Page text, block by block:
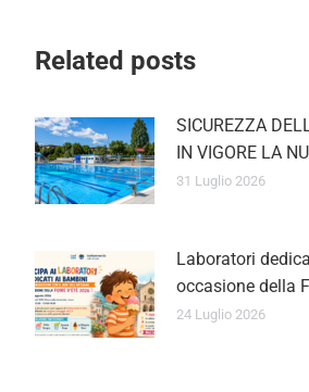
Related posts
SICUREZZA
IN VIGORE LA
31 Luglio 2026
Laboratori
occasione della
24 Luglio 2026